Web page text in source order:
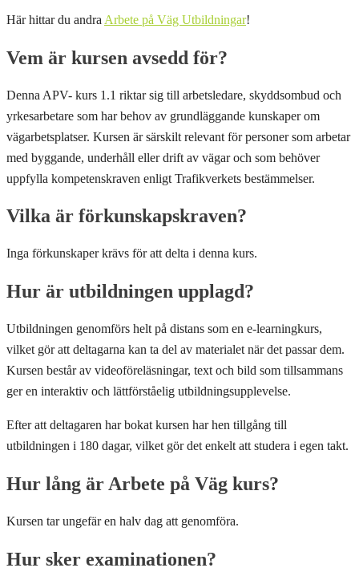
Här hittar du andra Arbete på Väg Utbildningar!
Vem är kursen avsedd för?
Denna APV- kurs 1.1 riktar sig till arbetsledare, skyddsombud och
yrkesarbetare som har behov av grundläggande kunskaper om
vägarbetsplatser. Kursen är särskilt relevant för personer som arbetar
med byggande, underhåll eller drift av vägar och som behöver
uppfylla kompetenskraven enligt Trafikverkets bestämmelser.
Vilka är förkunskapskraven?
Inga förkunskaper krävs för att delta i denna kurs.
Hur är utbildningen upplagd?
Utbildningen genomförs helt på distans som en e-learningkurs,
vilket gör att deltagarna kan ta del av materialet när det passar dem.
Kursen består av videoföreläsningar, text och bild som tillsammans
ger en interaktiv och lättförståelig utbildningsupplevelse.
Efter att deltagaren har bokat kursen har hen tillgång till
utbildningen i 180 dagar, vilket gör det enkelt att studera i egen takt.
Hur lång är Arbete på Väg kurs?
Kursen tar ungefär en halv dag att genomföra.
Hur sker examinationen?